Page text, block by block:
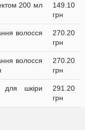
200 мл
149.10
грн
волосся
270.20
грн
волосся
270.20
грн
для шкіри
291.20
грн